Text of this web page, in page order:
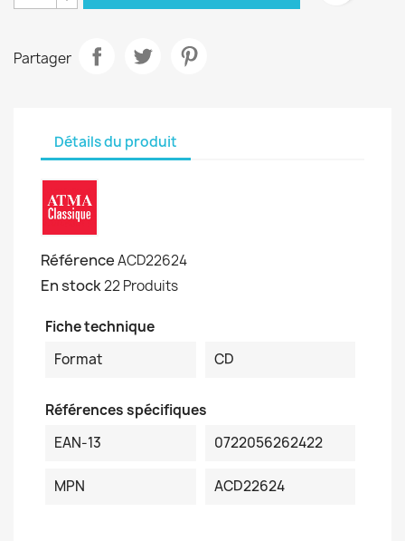
Partager
Détails du produit
RéférenceACD22624
En stock22 Produits
Fiche technique
Format
CD
Références spécifiques
EAN-13
0722056262422
MPN ACD22624